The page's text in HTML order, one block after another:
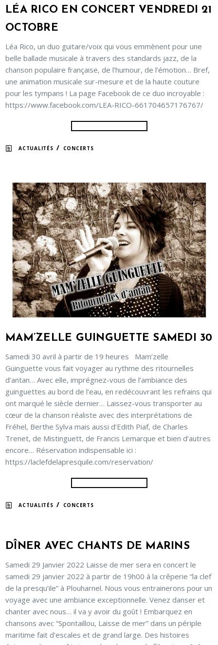
LÉA RICO EN CONCERT VENDREDI 21
OCTOBRE
Léa Rico, un duo guitare/voix qui vous emmènent pour une
belle ballade musicale à travers des standards jazz, de la
chanson populaire française, de l’humour, de l’émotion… Bref,
une animation musicale sur-mesure et de la haute couture
pour les tympans ! La page Facebook de ce duo incroyable :
https://www.facebook.com/LEA-RICO-661704657176767/
ACTUALITÉS / CONCERTS
MAM’ZELLE GUINGUETTE SAMEDI 30
Samedi 30 avril à partir de 19 heures Mam’zelle
Guinguette vous fait voyager au rythme des ritournelles
d’antan… Avec elle, imprégnez-vous de l’ambiance des
guinguettes au bord de l’eau, en redécouvrant les refrains qui
ont marqué le siècle dernier… Laissez-vous transporter au
cœur de la chanson réaliste avec des interprétations de
Fréhel, Berthe Sylva mais aussi d’Edith Piaf, de Charles
Trenet, de Mistinguett, de Francis Lemarque et bien d’autres
encore… Réservation indispensable ici :
https://laclefdelapresquile.com/reservation/
ACTUALITÉS / CONCERTS
DÎNER AVEC CHANTS DE MARINS
Samedi 29 Janvier 2022 Laisse de mer sera en concert le
samedi 29 janvier 2022 à partir de 19h00 à la crêperie “la clef
de la presqu’ile” à Plouharnel. Nous vous entrainerons pour un
voyage avec une ambiance exceptionnelle. Venez danser et
chanter avec nous… il va y avoir du goût ! Embarquez en
chansons avec “Spontaillou, Laisse de mer” dans un périple
maritime fait d’escales et de grand large. Des histoires